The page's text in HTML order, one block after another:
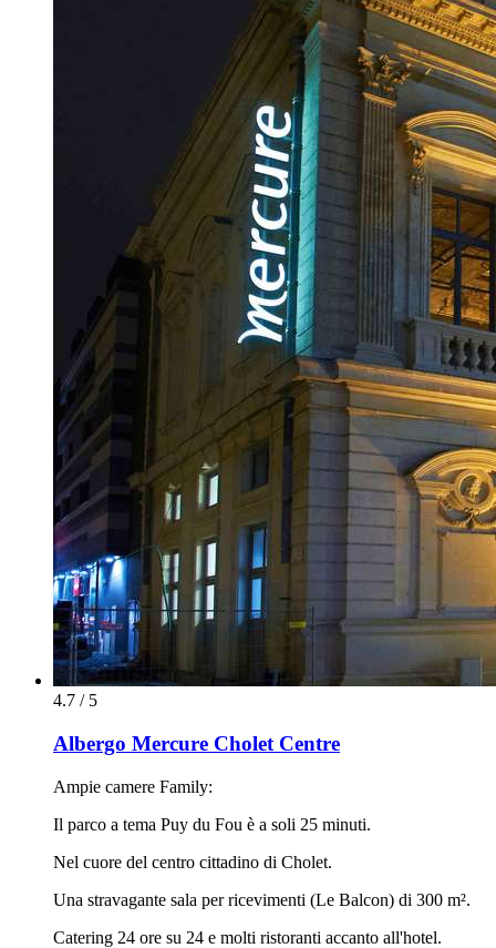
4.7 / 5
Albergo Mercure Cholet Centre
Ampie camere Family:
Il parco a tema Puy du Fou è a soli 25 minuti.
Nel cuore del centro cittadino di Cholet.
Una stravagante sala per ricevimenti (Le Balcon) di 300 m².
Catering 24 ore su 24 e molti ristoranti accanto all'hotel.